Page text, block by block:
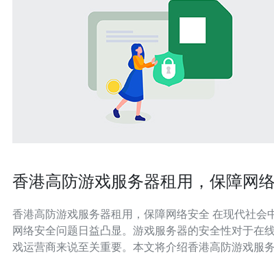
香港高防游戏服务器租用，保障网
香港高防游戏服务器租用，保障网络安全 在现代社会中，
网络安全问题日益凸显。游戏服务器的安全性对于在
戏运营商来说至关重要。本文将介绍香港高防游戏服